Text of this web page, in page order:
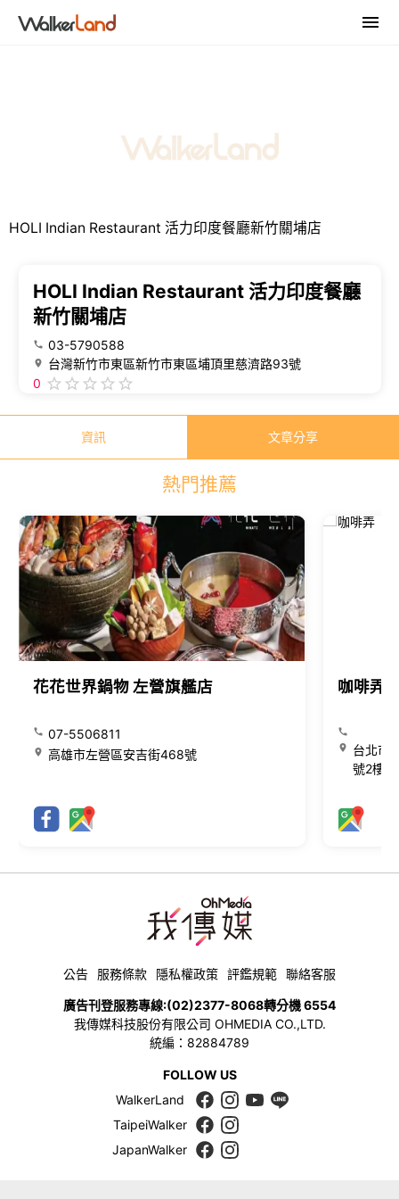
HOLI Indian Restaurant 活力印度餐廳新竹關埔店
HOLI Indian Restaurant 活力印度餐廳
新竹關埔店
03-5790588
台灣新竹市東區新竹市東區埔頂里慈濟路93號
0
資訊 文章分享
熱門推薦
花花世界鍋物 左營旗艦店
07-5506811
高雄市左營區安吉街468號
咖啡弄
台北市
號2樓
公告 服務條款 隱私權政策 評鑑規範 聯絡客服
廣告刊登服務專線:(02)2377-8068轉分機 6554
我傳媒科技股份有限公司 OHMEDIA CO.,LTD.
統編：82884789
FOLLOW US
WalkerLand
TaipeiWalker
JapanWalker